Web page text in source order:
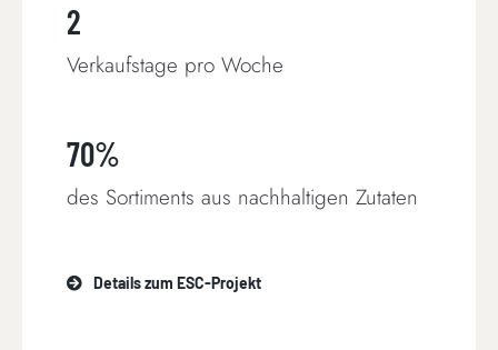
2
Verkaufstage pro Woche
70%
des Sortiments aus nachhaltigen Zutaten
Details zum ESC-Projekt